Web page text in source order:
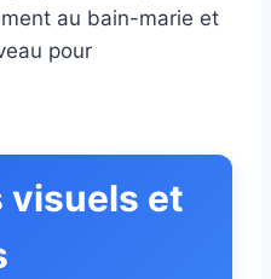
au bain-marie et
pour
visuels et